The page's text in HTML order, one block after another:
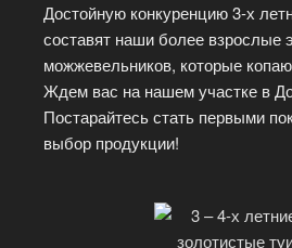
Достойную конкуренцию 3-х
составят наши более взрослые
можжевельников, которые
Ждем вас на нашем участке в
Постарайтесь стать первыми
выбор продукции!